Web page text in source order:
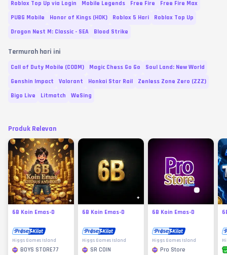
Roblox Top Up via Login Mobile Legends Free Fire
Free Fire Max
PUBG Mobile
Honor of Kings (HOK) Roblox 5 Hari
Roblox Top Up
Dragon Nest M: Classic - SEA
Blood Strike
Termurah hari ini
Call of Duty Mobile (CODM) Magic Chess Go Go
Soul Land: New World
Genshin Impact
Valorant Honkai Star Rail
Zenless Zone Zero (ZZZ)
Bigo Live
Litmatch WeSing
Produk Relevan
6B Koin Emas-D
Higgs Games Island
BOYS STORE77
6B Koin Emas-D
Higgs Games Island
SR COIN
6B Koin Emas-D
Higgs Games Island
Pro Store